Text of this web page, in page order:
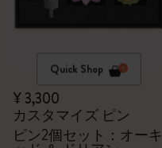
Quick Shop
¥ 3,300
カスタマイズ ピン
ピン2個セット：オーキ